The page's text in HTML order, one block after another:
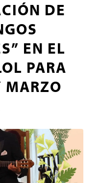
DE
EN EL
PARA
MARZO